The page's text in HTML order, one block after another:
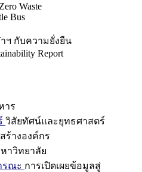
Waste
Bus
ฯ กับความยั่งยืน
Report
าร
วิสัยทัศน์และยุทธศาสตร์
ร้างองค์กร
าวิทยาลัย
รณะ การเปิดเผยข้อมูลสู่